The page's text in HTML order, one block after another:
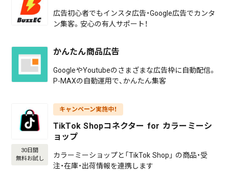
広告初心者でもインスタ広告・Google広告でカンタ
ン集客。安心の有人サポート！
かんたん商品広告
GoogleやYoutubeのさまざまな広告枠に自動配信。
P-MAXの自動運用で、かんたん集客
30日間
無料お試し
キャンペーン実施中！
TikTok Shopコネクター for カラーミーシ
ョップ
カラーミーショップと「TikTok Shop」 の商品・受
注・在庫・出荷情報を連携します